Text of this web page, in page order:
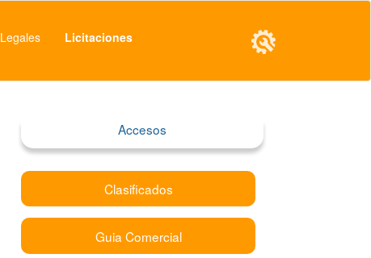
Legales Licitaciones
Accesos
Clasificados
Guia Comercial